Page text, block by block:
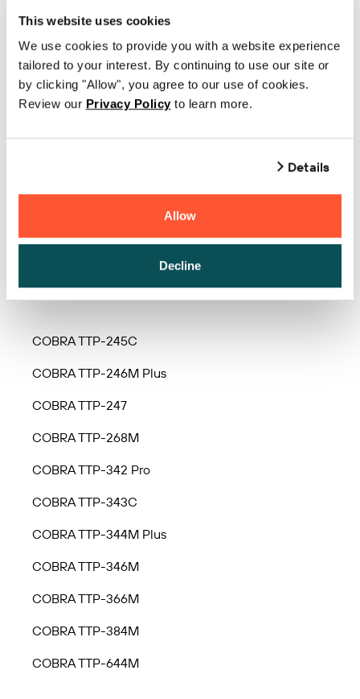
This website uses cookies
We use cookies to provide you with a website experience
tailored to your interest. By continuing to use our site or
by clicking "Allow", you agree to our use of cookies.
Review our Privacy Policy to learn more.
Details
Allow
Decline
COBRA Striker PRO
COBRA TDP-225
COBRA TDP-245C
COBRA TDP-247
COBRA TTP-243 Pro
COBRA TTP-244CE
COBRA TTP-245C
COBRA TTP-246M Plus
COBRA TTP-247
COBRA TTP-268M
COBRA TTP-342 Pro
COBRA TTP-343C
COBRA TTP-344M Plus
COBRA TTP-346M
COBRA TTP-366M
COBRA TTP-384M
COBRA TTP-644M